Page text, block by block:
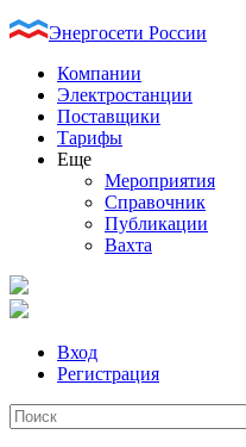
Энергосети России
Компании
Электростанции
Поставщики
Тарифы
Еще
Мероприятия
Справочник
Публикации
Вахта
Вход
Регистрация